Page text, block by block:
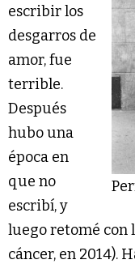
escribir los
desgarros de
amor, fue
terrible.
Después
hubo una
época en
que no
escribí, y
luego retomé con
cáncer, en 2014).